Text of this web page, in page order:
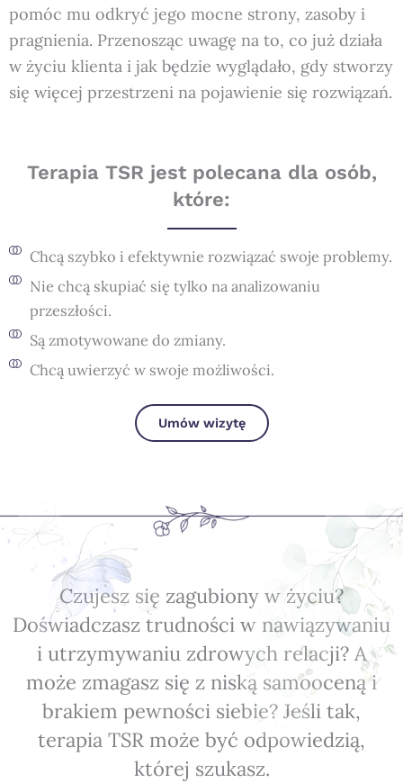
pomóc mu odkryć jego mocne strony, zasoby i
pragnienia. Przenosząc uwagę na to, co już działa
w życiu klienta i jak będzie wyglądało, gdy stworzy
się więcej przestrzeni na pojawienie się rozwiązań.
Terapia TSR jest polecana dla osób,
które:
Chcą szybko i efektywnie rozwiązać swoje problemy.
Nie chcą skupiać się tylko na analizowaniu
przeszłości.
Są zmotywowane do zmiany.
Chcą uwierzyć w swoje możliwości.
Umów wizytę
Czujesz się zagubiony w życiu?
Doświadczasz trudności w nawiązywaniu
i utrzymywaniu zdrowych relacji? A
może zmagasz się z niską samooceną i
brakiem pewności siebie? Jeśli tak,
terapia TSR może być odpowiedzią,
której szukasz.